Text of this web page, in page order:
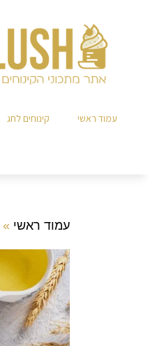
עמוד ראשי קינוחים לחג
עמוד ראשי »